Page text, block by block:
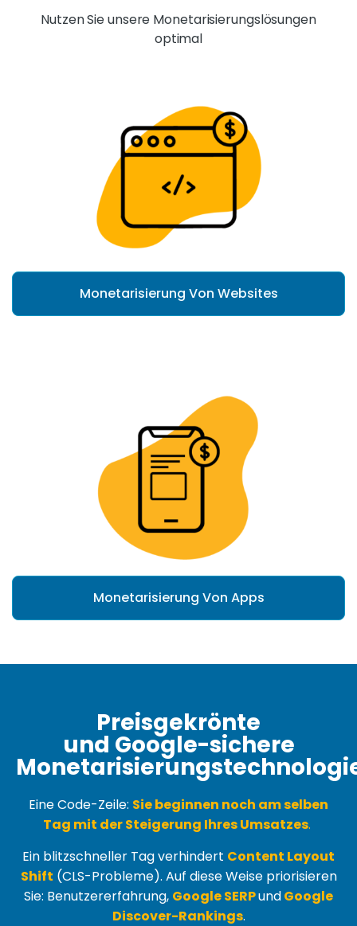
Nutzen Sie unsere Monetarisierungslösungen
optimal
Monetarisierung Von Websites
Monetarisierung Von Apps
Preisgekrönte
und Google-sichere
Eine Code-Zeile: Sie beginnen noch am selben
Tag mit der Steigerung Ihres Umsatzes.
Ein blitzschneller Tag verhindert Content Layout
Shift (CLS-Probleme). Auf diese Weise priorisieren
Sie: Benutzererfahrung, Google SERPundGoogle
Discover-Rankings.